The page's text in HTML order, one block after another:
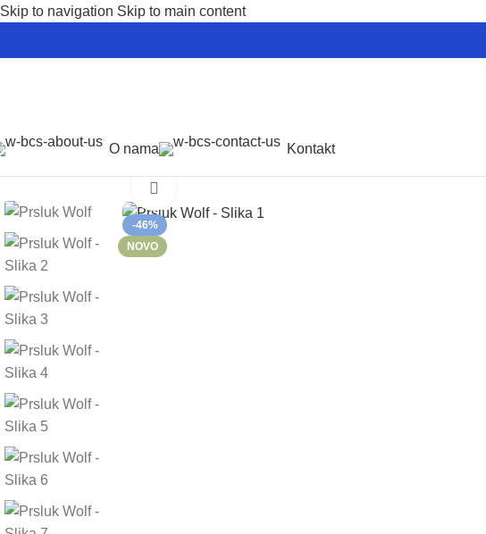
Skip to navigation Skip to main content
O nama Kontakt
-46%
NOVO